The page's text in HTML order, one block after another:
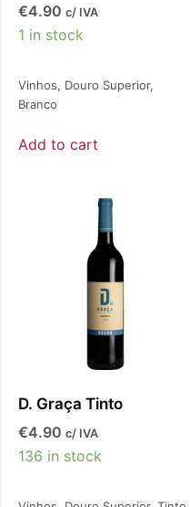
€4.90 c/ IVA
1 in stock
Vinhos, Douro Superior,
Branco
Add to cart
D. Graça Tinto
€4.90 c/ IVA
136 in stock